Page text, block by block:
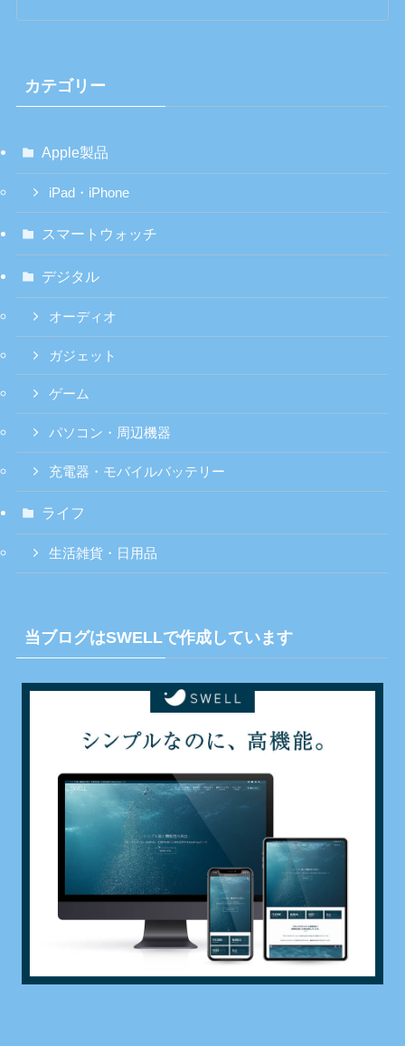
カテゴリー
Apple製品
iPad・iPhone
スマートウォッチ
デジタル
オーディオ
ガジェット
ゲーム
パソコン・周辺機器
充電器・モバイルバッテリー
ライフ
生活雑貨・日用品
当ブログはSWELLで作成しています